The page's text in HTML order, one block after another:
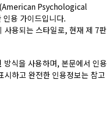
Psychological
용 가이드입니다.
사용되는 스타일로, 현재 제 7판
방식을 사용하며, 본문에서 인용
시하고 완전한 인용정보는 참고